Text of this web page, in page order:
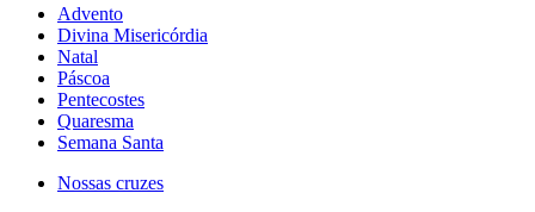
Advento
Divina Misericórdia
Natal
Páscoa
Pentecostes
Quaresma
Semana Santa
Nossas cruzes